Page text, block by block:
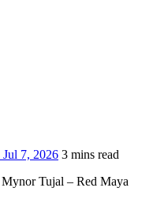
Jul 7, 2026 3 mins read